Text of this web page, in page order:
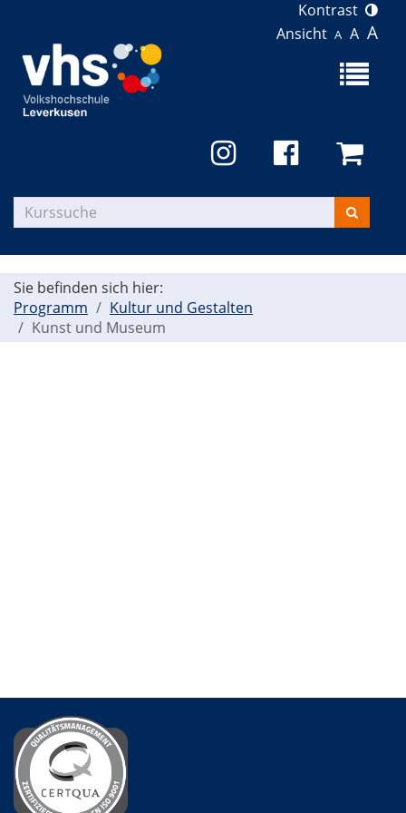
Kontrast
Ansicht A A A
Menü
Kurse
suchen
Sie befinden sich hier:
Programm
Kultur und Gestalten
Kunst und Museum